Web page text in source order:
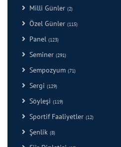
Milli Günler (2)
Özel Günler (115)
Panel (123)
Seminer (291)
Sempozyum (71)
Sergi (129)
Söyleşi (119)
Sportif Faaliyetler (12)
Şenlik (8)